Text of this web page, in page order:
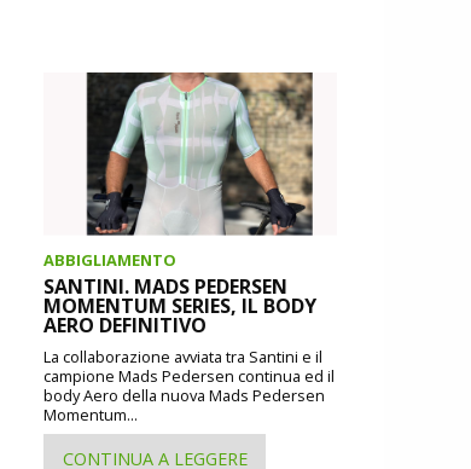
ABBIGLIAMENTO
SANTINI. MADS PEDERSEN
MOMENTUM SERIES, IL BODY
AERO DEFINITIVO
La collaborazione avviata tra Santini e il
campione Mads Pedersen continua ed il
body Aero della nuova Mads Pedersen
Momentum...
CONTINUA A LEGGERE